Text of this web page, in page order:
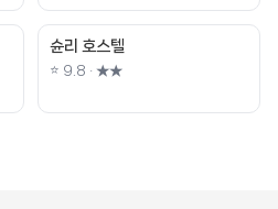
슌리 호스텔
⭐ 9.8 · ★★